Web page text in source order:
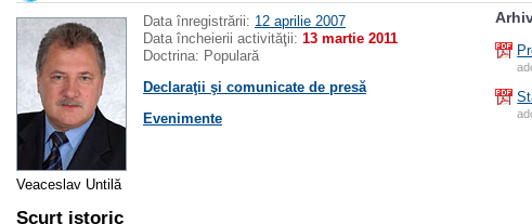
Veaceslav Untilă
Data înregistrării: 12 aprilie 2007
Data încheierii activităţii: 13 martie 2011
Doctrina: Populară
Declaraţii şi comunicate de presă
Evenimente
Scurt istoric